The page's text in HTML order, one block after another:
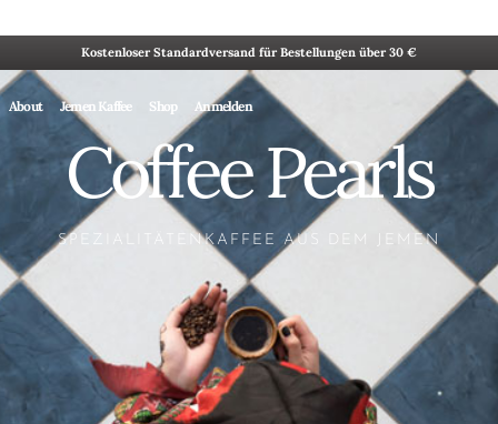
Kostenloser Standardversand für Bestellungen über 30 €
About Jemen Kaffee Shop Anmelden
Coffee Pearls
SPEZIALITÄTENKAFFEE AUS DEM JEMEN